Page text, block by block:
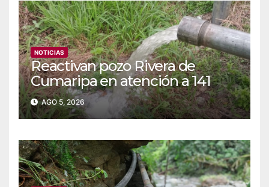
NOTICIAS
Reactivan pozo Rivera de
Cumaripa en atención a 141
familias de Yaracuy
AGO 5, 2026